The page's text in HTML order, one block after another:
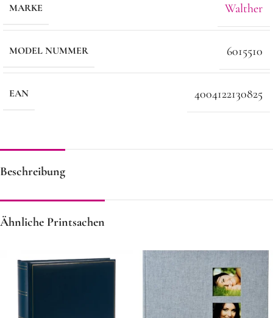
MARKE Walther
MODEL NUMMER 6015510
EAN 4004122130825
Beschreibung
Ähnliche Printsachen